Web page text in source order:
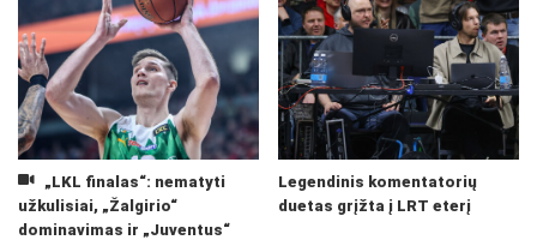
„LKL finalas“: nematyti
užkulisiai, „Žalgirio“
dominavimas ir „Juventus“
Legendinis komentatorių
duetas grįžta į LRT eterį